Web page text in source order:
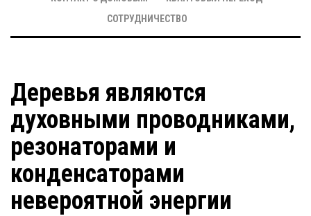
СОТРУДНИЧЕСТВО
Деревья являются
духовными проводниками,
резонаторами и
конденсаторами
невероятной энергии